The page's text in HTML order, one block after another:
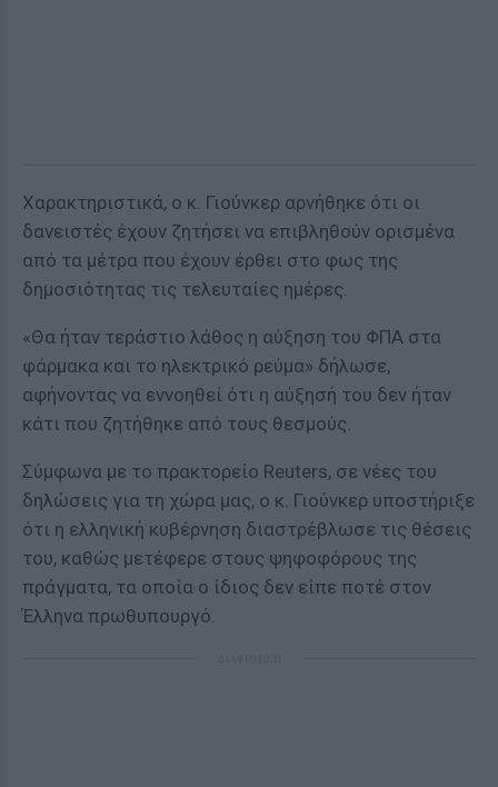
Χαρακτηριστικά, ο κ. Γιούνκερ αρνήθηκε ότι οι
δανειστές έχουν ζητήσει να επιβληθούν ορισμένα
από τα μέτρα που έχουν έρθει στο φως της
δημοσιότητας τις τελευταίες ημέρες.
«Θα ήταν τεράστιο λάθος η αύξηση του ΦΠΑ στα
φάρμακα και το ηλεκτρικό ρεύμα» δήλωσε,
αφήνοντας να εννοηθεί ότι η αύξησή του δεν ήταν
κάτι που ζητήθηκε από τους θεσμούς.
Σύμφωνα με το πρακτορείο Reuters, σε νέες του
δηλώσεις για τη χώρα μας, ο κ. Γιούνκερ υποστήριξε
ότι η ελληνική κυβέρνηση διαστρέβλωσε τις θέσεις
του, καθώς μετέφερε στους ψηφοφόρους της
πράγματα, τα οποία ο ίδιος δεν είπε ποτέ στον
Έλληνα πρωθυπουργό.